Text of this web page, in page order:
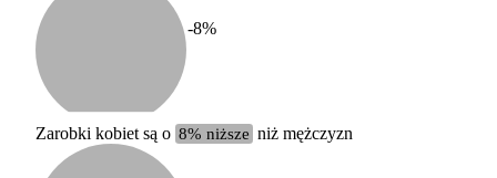
-8%
Zarobki kobiet są o 8% niższe niż mężczyzn